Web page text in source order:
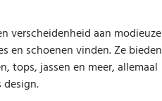
verscheidenheid aan modieuze
en schoenen vinden. Ze bieden
tops, jassen en meer, allemaal